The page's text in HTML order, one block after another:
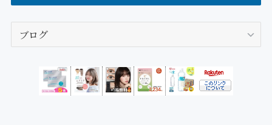
テ